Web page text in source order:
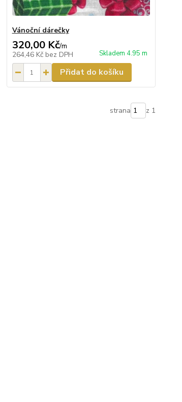
Vánoční dárečky
320,00 Kč/m
264,46 Kč bez DPH Skladem 4.95 m
Přidat do košíku
strana z 1